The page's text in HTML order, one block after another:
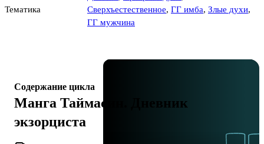
Тематика
Сверхъестественное, ГГ имба, Злые духи,
ГГ мужчина
Содержание цикла
Манга Таймасин. Дневник
экзорциста